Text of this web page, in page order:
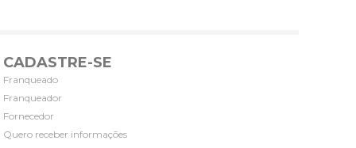
CADASTRE-SE
Franqueado
Franqueador
Fornecedor
Quero receber informações